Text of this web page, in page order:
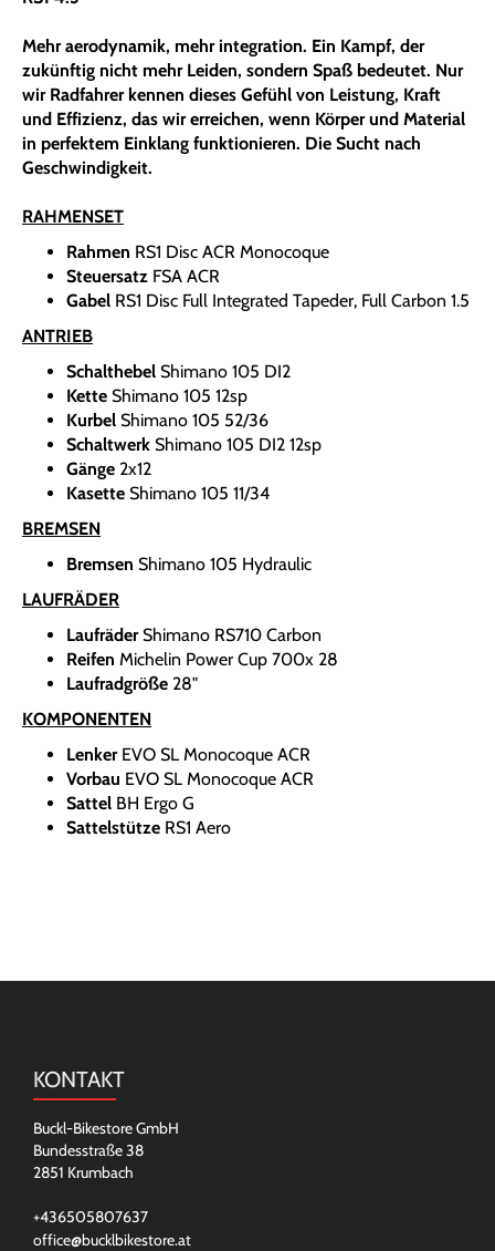
Mehr aerodynamik, mehr integration. Ein Kampf, der
zukünftig nicht mehr Leiden, sondern Spaß bedeutet. Nur
wir Radfahrer kennen dieses Gefühl von Leistung, Kraft
und Effizienz, das wir erreichen, wenn Körper und Material
in perfektem Einklang funktionieren. Die Sucht nach
Geschwindigkeit.
RAHMENSET
Rahmen RS1 Disc ACR Monocoque
Steuersatz FSA ACR
Gabel RS1 Disc Full Integrated Tapeder, Full Carbon 1.5
ANTRIEB
Schalthebel Shimano 105 DI2
Kette Shimano 105 12sp
Kurbel Shimano 105 52/36
Schaltwerk Shimano 105 DI2 12sp
Gänge 2x12
Kasette Shimano 105 11/34
BREMSEN
Bremsen Shimano 105 Hydraulic
LAUFRÄDER
Laufräder Shimano RS710 Carbon
Reifen Michelin Power Cup 700x 28
Laufradgröße 28"
KOMPONENTEN
Lenker EVO SL Monocoque ACR
Vorbau EVO SL Monocoque ACR
Sattel BH Ergo G
Sattelstütze RS1 Aero
KONTAKT
Buckl-Bikestore GmbH
Bundesstraße 38
2851 Krumbach
+436505807637
office@bucklbikestore.at